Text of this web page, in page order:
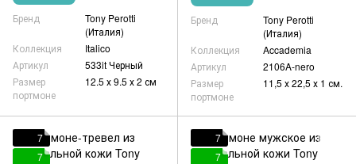
Бренд
Tony Perotti
(Италия)
Коллекция
Italico
Артикул
533it Черный
Размер
портмоне
12.5 х 9.5 х 2 см
Бренд
Tony Perotti
(Италия)
Коллекция
Accademia
Артикул
2106A-nero
Размер
портмоне
11,5 х 22,5 х 1 см.
7
7
7
7